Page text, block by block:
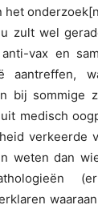
het
zult wel
vax en
aantreffen,
bij sommige
medisch
verkeerde
weten dan